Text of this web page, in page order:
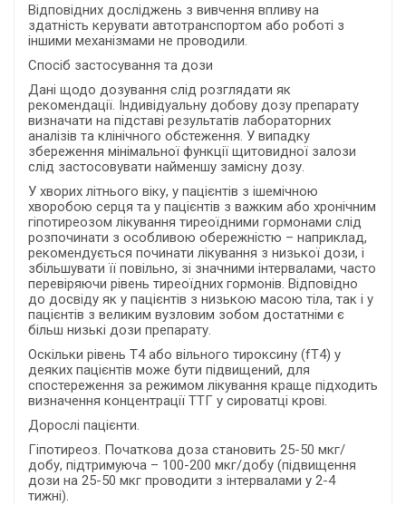
Відповідних досліджень з вивчення впливу на
здатність керувати автотранспортом або роботі з
іншими механізмами не проводили.
Спосіб застосування та дози
Дані щодо дозування слід розглядати як
рекомендації. Індивідуальну добову дозу препарату
визначати на підставі результатів лабораторних
аналізів та клінічного обстеження. У випадку
збереження мінімальної функції щитовидної залози
слід застосовувати найменшу замісну дозу.
У хворих літнього віку, у пацієнтів з ішемічною
хворобою серця та у пацієнтів з важким або хронічним
гіпотиреозом лікування тиреоїдними гормонами слід
розпочинати з особливою обережністю – наприклад,
рекомендується починати лікування з низької дози, і
збільшувати її повільно, зі значними інтервалами, часто
перевіряючи рівень тиреоїдних гормонів. Відповідно
до досвіду як у пацієнтів з низькою масою тіла, так і у
пацієнтів з великим вузловим зобом достатніми є
більш низькі дози препарату.
Оскільки рівень Т4 або вільного тироксину (fТ4) у
деяких пацієнтів може бути підвищений, для
спостереження за режимом лікування краще підходить
визначення концентрації ТТГ у сироватці крові.
Дорослі пацієнти.
Гіпотиреоз. Початкова доза становить 25-50 мкг/
добу, підтримуюча – 100-200 мкг/добу (підвищення
дози на 25-50 мкг проводити з інтервалами у 2-4
тижні).